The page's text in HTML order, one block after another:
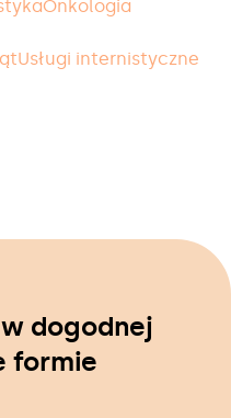
Onkologia
Usługi internistyczne
dogodnej
formie